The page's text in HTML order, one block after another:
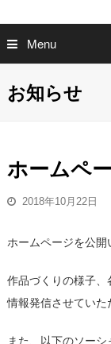
Menu
お知らせ
ホームペ
2018年10月22日
ホームページを公開
作品づくりの様子、
情報発信させていた
また、以下のソー